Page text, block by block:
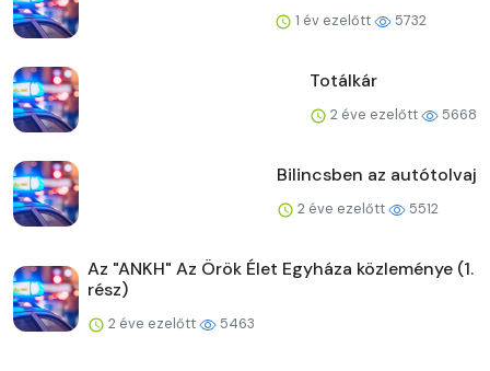
1 év ezelőtt 5732
Totálkár
2 éve ezelőtt 5668
Bilincsben az autótolvaj
2 éve ezelőtt 5512
Az "ANKH" Az Örök Élet Egyháza közleménye (1.
rész)
2 éve ezelőtt 5463